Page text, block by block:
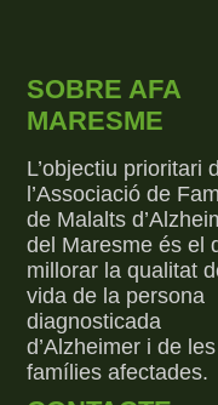
SOBRE AFA
MARESME
L’objectiu prioritari
l’Associació de
de Malalts
del Maresme és el
millorar la qualitat
vida de la persona
diagnosticada
d’Alzheimer i de les
famílies afectades.